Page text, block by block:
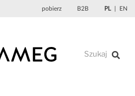
pobierz B2B PL EN